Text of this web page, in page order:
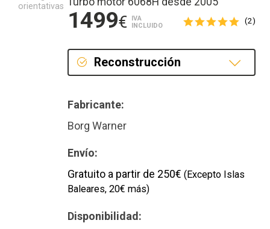
1499€
IVA
INCLUIDO
(2)
Reconstrucción
Nuevo
Fabricante:
Borg Warner
Envío:
Gratuito a partir de 250€ (Excepto Islas
Baleares, 20€ más)
Disponibilidad:
orientativas